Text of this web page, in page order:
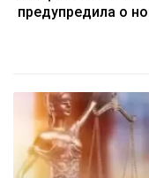
предупредила о